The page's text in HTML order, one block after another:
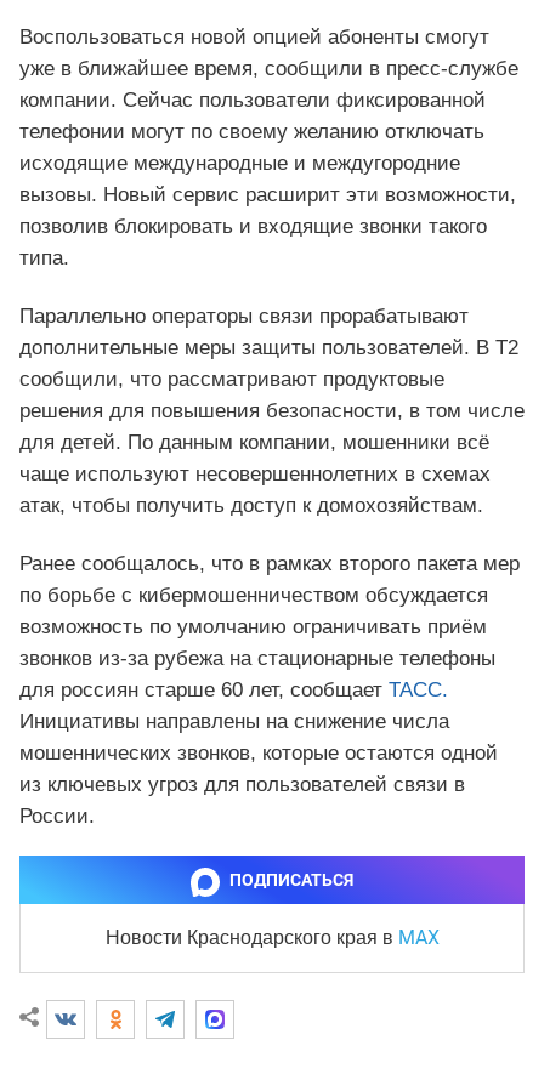
Воспользоваться новой опцией абоненты смогут
уже в ближайшее время, сообщили в пресс‑службе
компании. Сейчас пользователи фиксированной
телефонии могут по своему желанию отключать
исходящие международные и междугородние
вызовы. Новый сервис расширит эти возможности,
позволив блокировать и входящие звонки такого
типа.
Параллельно операторы связи прорабатывают
дополнительные меры защиты пользователей. В T2
сообщили, что рассматривают продуктовые
решения для повышения безопасности, в том числе
для детей. По данным компании, мошенники всё
чаще используют несовершеннолетних в схемах
атак, чтобы получить доступ к домохозяйствам.
Ранее сообщалось, что в рамках второго пакета мер
по борьбе с кибермошенничеством обсуждается
возможность по умолчанию ограничивать приём
звонков из-за рубежа на стационарные телефоны
для россиян старше 60 лет, сообщает ТАСС.
Инициативы направлены на снижение числа
мошеннических звонков, которые остаются одной
из ключевых угроз для пользователей связи в
России.
ПОДПИСАТЬСЯ
Новости Краснодарского края в MAX